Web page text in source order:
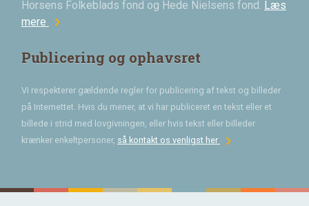
Horsens Folkeblads fond og Hede Nielsens fond. Læs
mere chevron_right
Publicering og ophavsret
Vi respekterer gældende regler for publicering af tekst og billeder
på Internettet. Hvis du mener, at vi har publiceret en tekst eller et
billede i strid med lovgivningen, eller hvis tekst eller billeder
krænker enkeltpersoner, så kontakt os venligst herchevron_right